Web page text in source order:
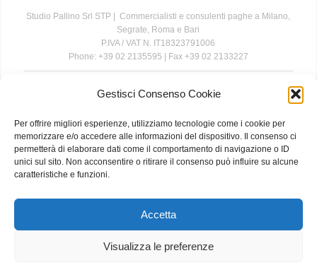
Gestisci Consenso Cookie
Per offrire migliori esperienze, utilizziamo tecnologie come i cookie per
memorizzare e/o accedere alle informazioni del dispositivo. Il consenso ci
permetterà di elaborare dati come il comportamento di navigazione o ID
unici sul sito. Non acconsentire o ritirare il consenso può influire su alcune
caratteristiche e funzioni.
Accetta
Visualizza le preferenze
Studio Pallino Srl STP | Commercialisti e consulenti paghe a Milano,
Segrate, Roma e Bari
P.IVA / VAT N. IT18323791006
Phone: +39 02 2135595 | Fax +39 02 2133227
The information contained in this website is for general information
while we endeavour to keep the information up to date and correct, we
make no representations or warranties of any kind, express or implied,
about the completeness, accuracy, reliability, suitability or availability
with respect to the website or the information, products, services, or
related graphics contained on the website for any purpose. Any
|Contact|Privacy and Cookie Policy